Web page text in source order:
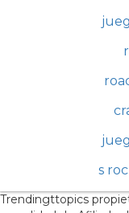
s
Trendingttopics